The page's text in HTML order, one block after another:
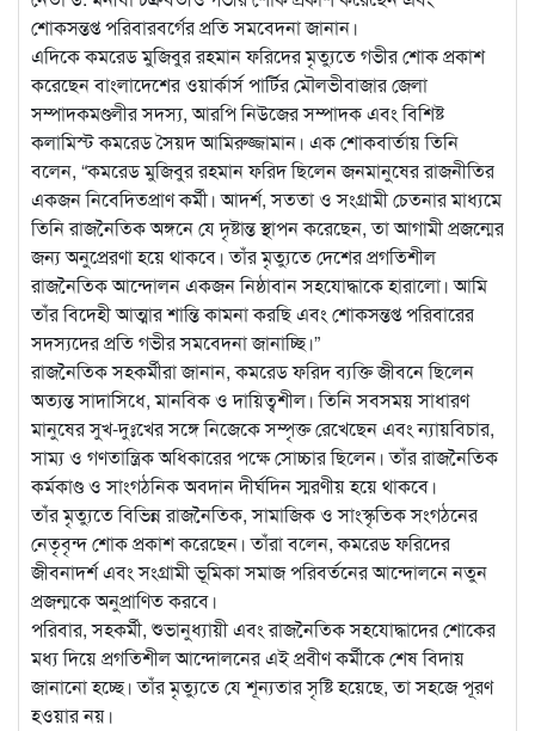
শোকসন্তপ্ত পরিবারবর্গের প্রতি সমবেদনা জানান।
এদিকে কমরেড মুজিবুর রহমান ফরিদের মৃত্যুতে গভীর শোক প্রকাশ
করেছেন বাংলাদেশের ওয়ার্কার্স পার্টির মৌলভীবাজার জেলা
সম্পাদকমণ্ডলীর সদস্য, আরপি নিউজের সম্পাদক এবং বিশিষ্ট
কলামিস্ট কমরেড সৈয়দ আমিরুজ্জামান। এক শোকবার্তায় তিনি
বলেন, “কমরেড মুজিবুর রহমান ফরিদ ছিলেন জনমানুষের রাজনীতির
একজন নিবেদিতপ্রাণ কর্মী। আদর্শ, সততা ও সংগ্রামী চেতনার মাধ্যমে
তিনি রাজনৈতিক অঙ্গনে যে দৃষ্টান্ত স্থাপন করেছেন, তা আগামী প্রজন্মের
জন্য অনুপ্রেরণা হয়ে থাকবে। তাঁর মৃত্যুতে দেশের প্রগতিশীল
রাজনৈতিক আন্দোলন একজন নিষ্ঠাবান সহযোদ্ধাকে হারালো। আমি
তাঁর বিদেহী আত্মার শান্তি কামনা করছি এবং শোকসন্তপ্ত পরিবারের
সদস্যদের প্রতি গভীর সমবেদনা জানাচ্ছি।”
রাজনৈতিক সহকর্মীরা জানান, কমরেড ফরিদ ব্যক্তি জীবনে ছিলেন
অত্যন্ত সাদাসিধে, মানবিক ও দায়িত্বশীল। তিনি সবসময় সাধারণ
মানুষের সুখ-দুঃখের সঙ্গে নিজেকে সম্পৃক্ত রেখেছেন এবং ন্যায়বিচার,
সাম্য ও গণতান্ত্রিক অধিকারের পক্ষে সোচ্চার ছিলেন। তাঁর রাজনৈতিক
কর্মকাণ্ড ও সাংগঠনিক অবদান দীর্ঘদিন স্মরণীয় হয়ে থাকবে।
তাঁর মৃত্যুতে বিভিন্ন রাজনৈতিক, সামাজিক ও সাংস্কৃতিক সংগঠনের
নেতৃবৃন্দ শোক প্রকাশ করেছেন। তাঁরা বলেন, কমরেড ফরিদের
জীবনাদর্শ এবং সংগ্রামী ভূমিকা সমাজ পরিবর্তনের আন্দোলনে নতুন
প্রজন্মকে অনুপ্রাণিত করবে।
পরিবার, সহকর্মী, শুভানুধ্যায়ী এবং রাজনৈতিক সহযোদ্ধাদের শোকের
মধ্য দিয়ে প্রগতিশীল আন্দোলনের এই প্রবীণ কর্মীকে শেষ বিদায়
জানানো হচ্ছে। তাঁর মৃত্যুতে যে শূন্যতার সৃষ্টি হয়েছে, তা সহজে পূরণ
হওয়ার নয়।